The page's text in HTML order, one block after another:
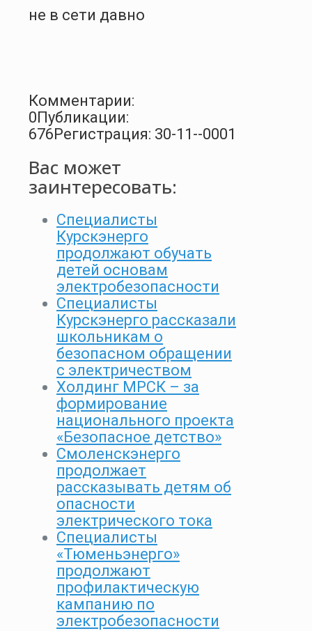
не в сети давно
Комментарии:
0Публикации:
676Регистрация: 30-11--0001
Вас может
заинтересовать:
Специалисты
Курскэнерго
продолжают обучать
детей основам
электробезопасности
Специалисты
Курскэнерго рассказали
школьникам о
безопасном обращении
с электричеством
Холдинг МРСК – за
формирование
национального проекта
«Безопасное детство»
Смоленскэнерго
продолжает
рассказывать детям об
опасности
электрического тока
Специалисты
«Тюменьэнерго»
продолжают
профилактическую
кампанию по
электробезопасности